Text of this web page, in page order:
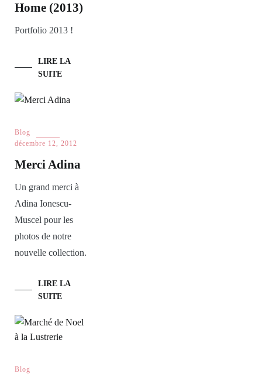
Home (2013)
Portfolio 2013 !
LIRE LA
SUITE
Blog
décembre 12, 2012
Merci Adina
Un grand merci à
Adina Ionescu-
Muscel pour les
photos de notre
nouvelle collection.
LIRE LA
SUITE
Blog